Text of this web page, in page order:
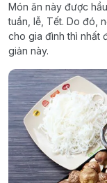
Món ăn này được
tuần, lễ, Tết. Do đó,
cho gia đình thì nhất
giản này.